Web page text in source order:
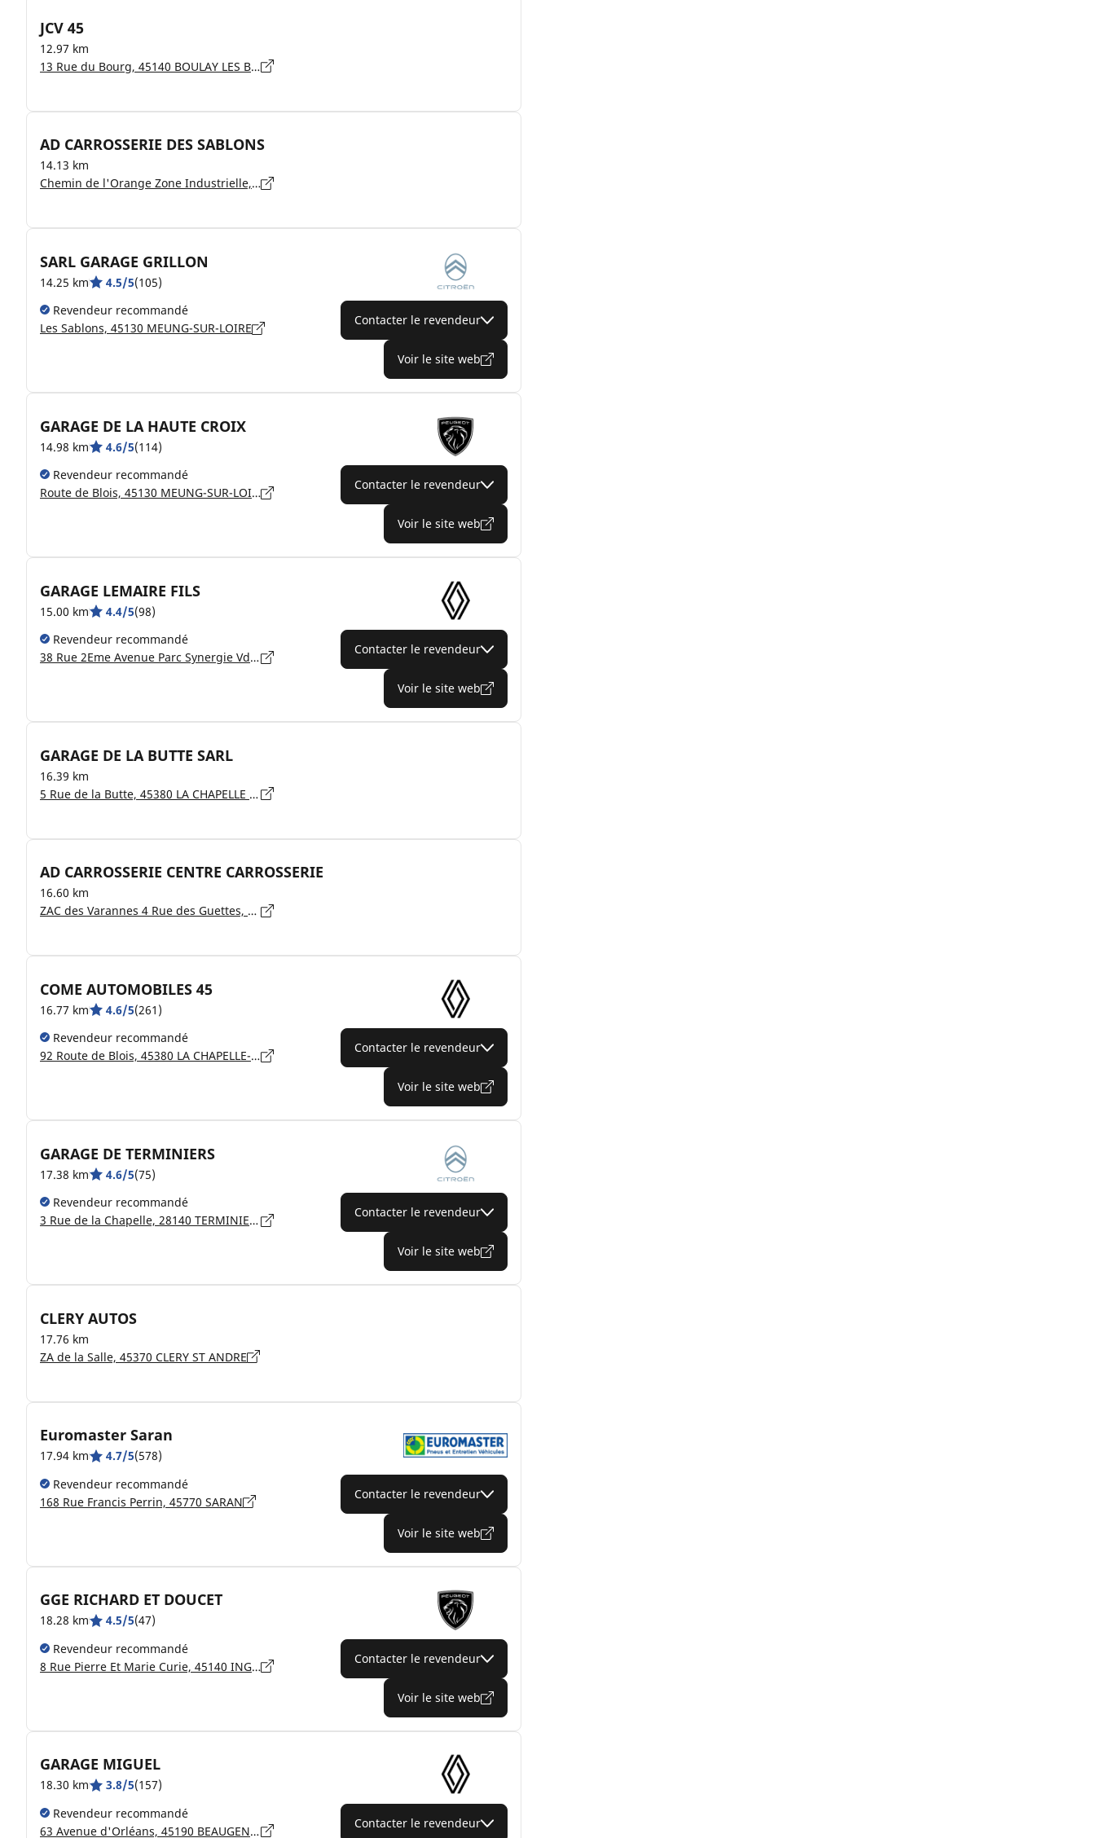
JCV 45
12.97 km
13 Rue du Bourg, 45140 BOULAY LES BARRES
AD CARROSSERIE DES SABLONS
14.13 km
Chemin de l'Orange Zone Industrielle, 45130 MEUNG SUR LOIRE
SARL GARAGE GRILLON
14.25 km 4.5/5(105)
Revendeur recommandé
Les Sablons, 45130 MEUNG-SUR-LOIRE
Contacter le revendeur
Voir le site web
GARAGE DE LA HAUTE CROIX
14.98 km 4.6/5(114)
Revendeur recommandé
Route de Blois, 45130 MEUNG-SUR-LOIRE
Contacter le revendeur
Voir le site web
GARAGE LEMAIRE FILS
15.00 km 4.4/5(98)
Revendeur recommandé
38 Rue 2Eme Avenue Parc Synergie Vdl, 45130 MEUNG SUR LOIRE
Contacter le revendeur
Voir le site web
GARAGE DE LA BUTTE SARL
16.39 km
5 Rue de la Butte, 45380 LA CHAPELLE SAINT MESMIN
AD CARROSSERIE CENTRE CARROSSERIE
16.60 km
ZAC des Varannes 4 Rue des Guettes, 45140 INGRE
COME AUTOMOBILES 45
16.77 km 4.6/5(261)
Revendeur recommandé
92 Route de Blois, 45380 LA CHAPELLE-SAINT-MESMIN
Contacter le revendeur
Voir le site web
GARAGE DE TERMINIERS
17.38 km 4.6/5(75)
Revendeur recommandé
3 Rue de la Chapelle, 28140 TERMINIERS
Contacter le revendeur
Voir le site web
CLERY AUTOS
17.76 km
ZA de la Salle, 45370 CLERY ST ANDRE
Euromaster Saran
17.94 km 4.7/5(578)
Revendeur recommandé
168 Rue Francis Perrin, 45770 SARAN
Contacter le revendeur
Voir le site web
GGE RICHARD ET DOUCET
18.28 km 4.5/5(47)
Revendeur recommandé
8 Rue Pierre Et Marie Curie, 45140 INGRÉ
Contacter le revendeur
Voir le site web
GARAGE MIGUEL
18.30 km 3.8/5(157)
Revendeur recommandé
63 Avenue d'Orléans, 45190 BEAUGENCY
Contacter le revendeur